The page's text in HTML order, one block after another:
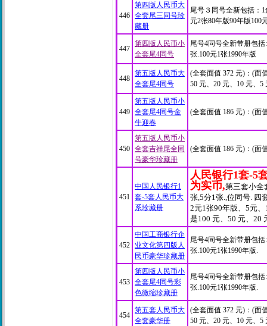
446
第四版人民币大
全套尾三同号珍
藏册
尾号３同号全新包括：1
元2张80年版90年版100
447
第四版人民币小
全套尾4同号
尾号4同号全新带册包括
张.100元1张1990年版
448
第五版人民币大
全套尾4同号
(全套面值 372 元)：(面
50 元、20 元、10 元、5
449
第五版人民币小
全套尾4同号金
牛迎春
(全套面值 186 元)：(面
450
第五版人民币小
全套吉祥尾全同
号豪华珍藏册
(全套面值 186 元)：(面
451
中国人民银行1
套-5套人民币大
系珍藏册
人民银行1套-5
为实币,第三套小全
张,5分1张.,位同号. 四
2元1张90年版、5元
是100 元、50 元、20
452
中国工商银行企
业文化第四版人
民币豪华珍藏册
尾号4同号全新带册包括
张.100元1张1990年版.
453
第四版人民币小
全套尾4同号彩
色微缩珍藏册
尾号4同号全新带册包括
张.100元1张1990年版.
454
第五套人民币大
全套豪华册
(全套面值 372 元)：(面
50 元、20 元、10 元、5